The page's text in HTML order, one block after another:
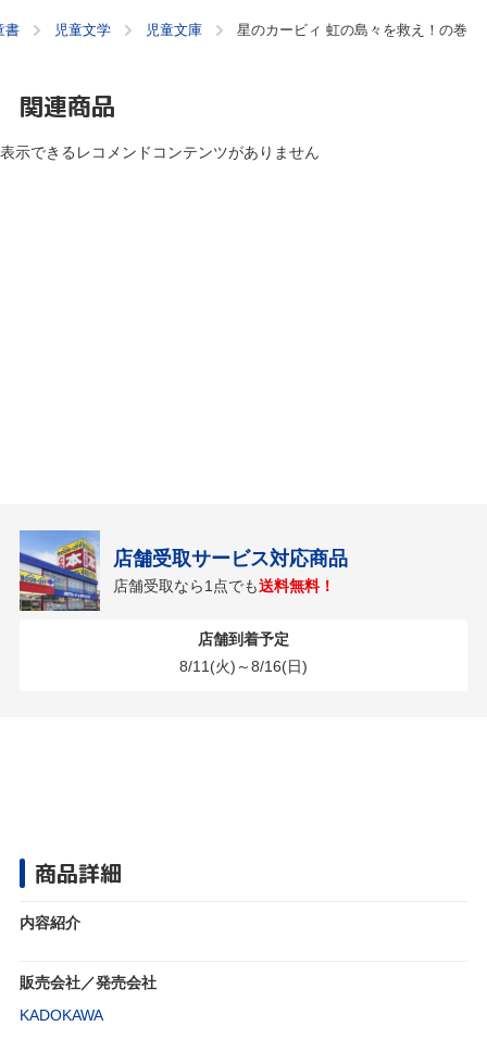
書 児童文学 児童文庫 星のカービィ 虹の島々を救え！の巻
関連商品
表示できるレコメンドコンテンツがありません
店舗受取サービス対応商品
店舗受取なら1点でも送料無料！
店舗到着予定
8/11(火)～8/16(日)
商品詳細
内容紹介
販売会社／発売会社
KADOKAWA